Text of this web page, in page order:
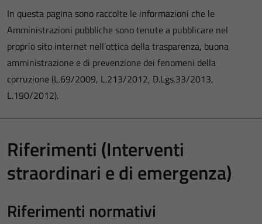
In questa pagina sono raccolte le informazioni che le
Amministrazioni pubbliche sono tenute a pubblicare nel
proprio sito internet nell’ottica della trasparenza, buona
amministrazione e di prevenzione dei fenomeni della
corruzione (L.69/2009, L.213/2012, D.Lgs.33/2013,
L.190/2012).
Riferimenti (Interventi
straordinari e di emergenza)
Riferimenti normativi